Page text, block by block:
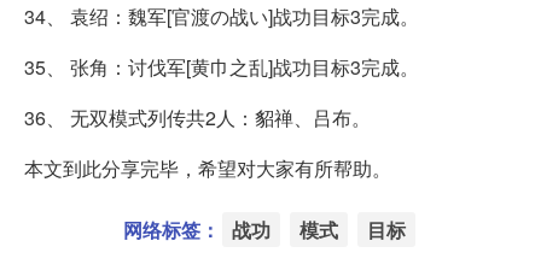
34、 袁绍：魏军[官渡の战い]战功目标3完成。
35、 张角：讨伐军[黄巾之乱]战功目标3完成。
36、 无双模式列传共2人：貂禅、吕布。
本文到此分享完毕，希望对大家有所帮助。
网络标签： 战功 模式 目标